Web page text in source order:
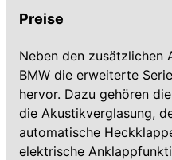
Preise
Neben den zusätzlichen
BMW die erweiterte
hervor. Dazu gehören
die Akustikverglasung,
automatische
elektrische